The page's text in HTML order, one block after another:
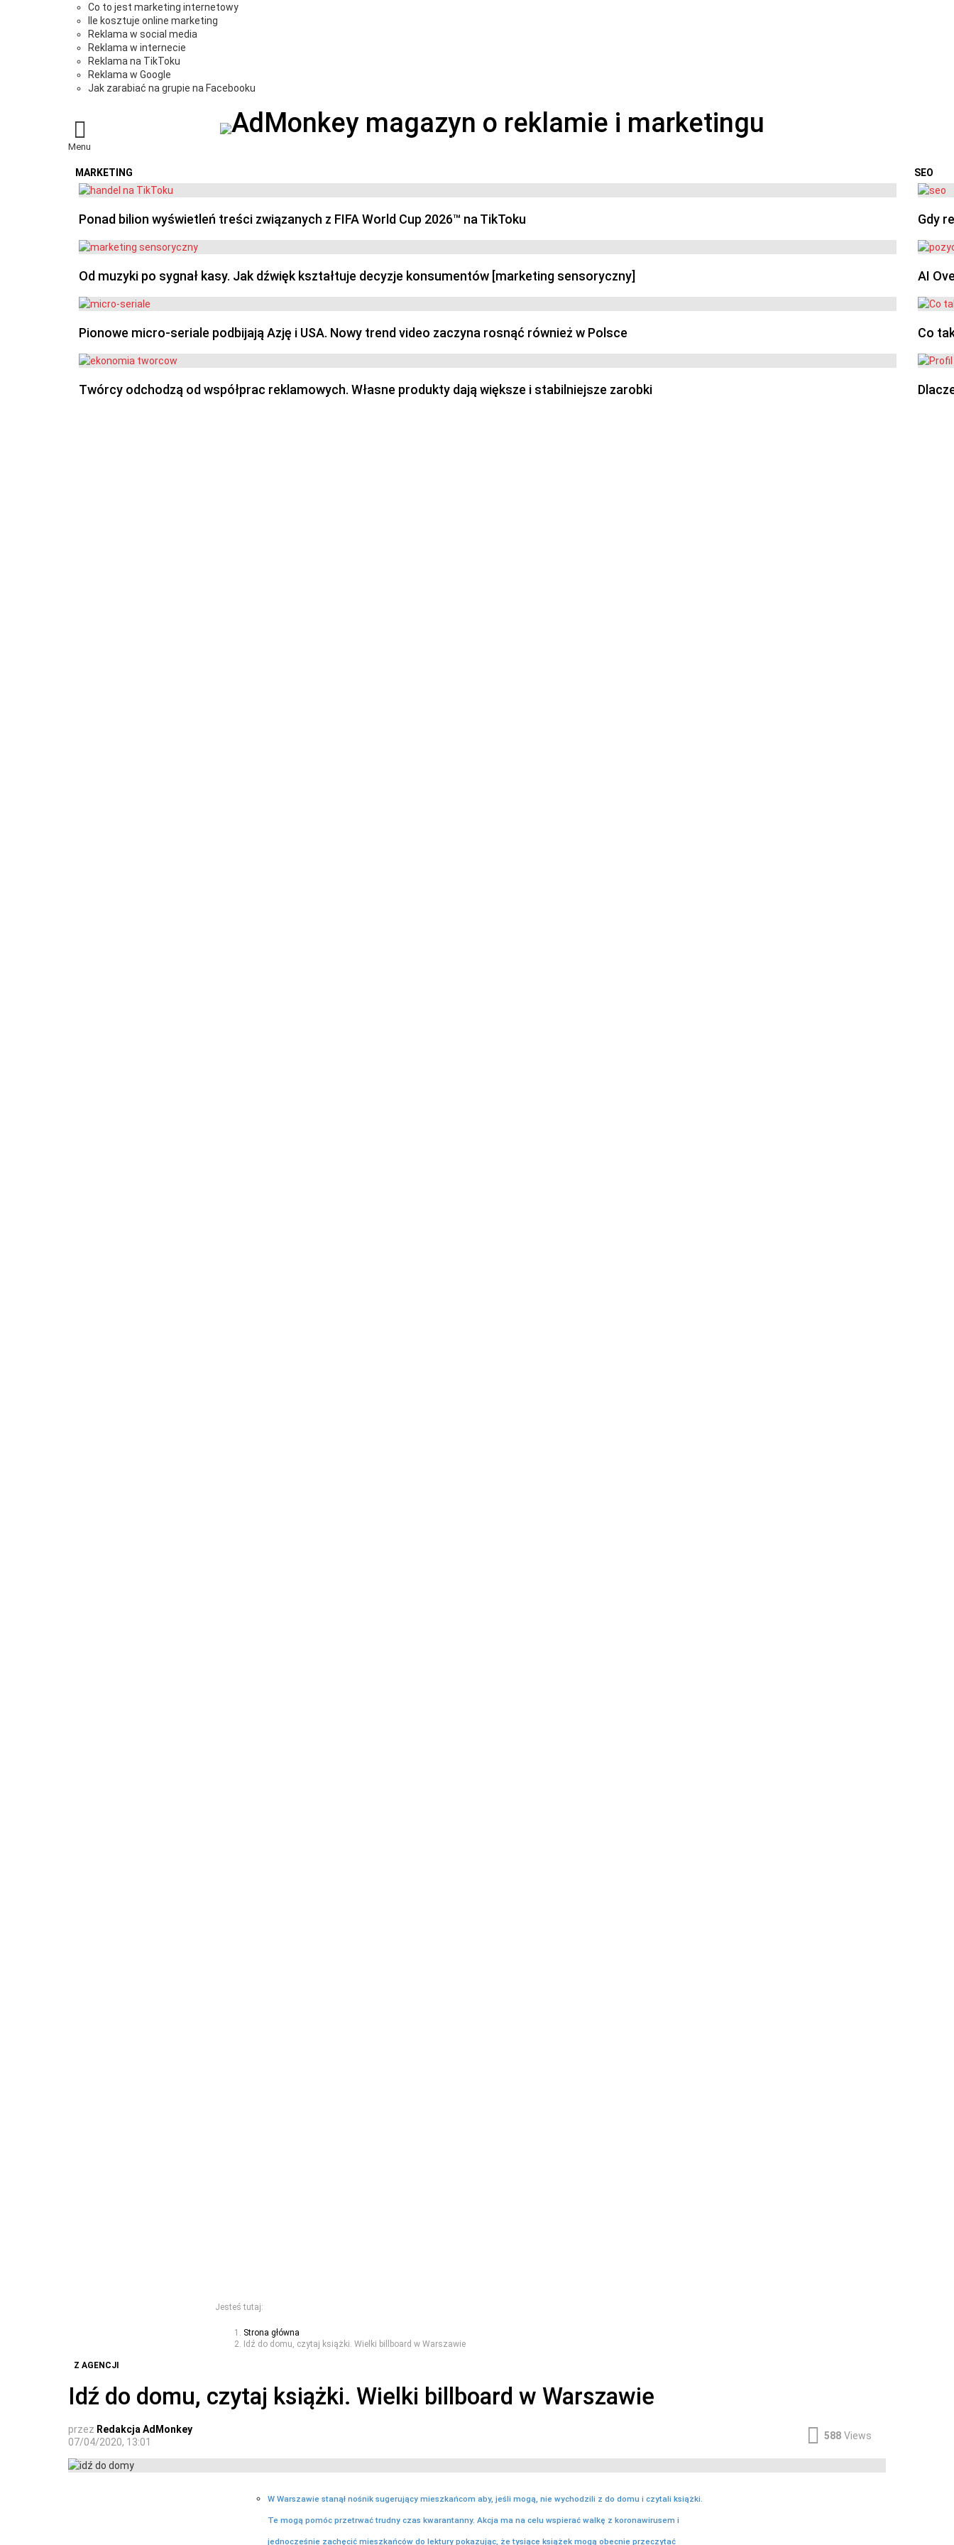
Co to jest marketing internetowy
Ile kosztuje online marketing
Reklama w social media
Reklama w internecie
Reklama na TikToku
Reklama w Google
Jak zarabiać na grupie na Facebooku
Menu magazyn o marketingu, reklamie i kreatywności
MARKETING
OSTATNIE
Ponad bilion wyświetleń treści związanych z FIFA World Cup 2026™ na TikToku
Od muzyki po sygnał kasy. Jak dźwięk kształtuje decyzje konsumentów [marketing sensoryczny]
Pionowe micro-seriale podbijają Azję i USA. Nowy trend video zaczyna rosnąć również w Polsce
Twórcy odchodzą od współprac reklamowych. Własne produkty dają większe i stabilniejsze zarobki
SEO
Gdy
AI
Co
Jesteś tutaj:
Strona główna
Idź do domu, czytaj książki. Wielki billboard w Warszawie
Z AGENCJI
Idź do domu, czytaj książki. Wielki billboard w Warszawie
przez Redakcja AdMonkey
07/04/2020, 13:01
588 Views
W Warszawie stanął nośnik sugerujący mieszkańcom aby, jeśli mogą, nie wychodzili z do domu i czytali książki.
Te mogą pomóc przetrwać trudny czas kwarantanny. Akcja ma na celu wspierać walkę z koronawirusem i
jednocześnie zachęcić mieszkańców do lektury pokazując, że tysiące książek mogą obecnie przeczytać